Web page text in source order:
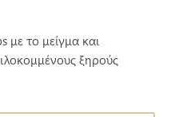
με το μείγμα και
ξηρούς